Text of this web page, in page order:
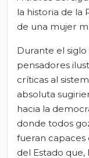
la historia de la
de una mujer
Durante el siglo
pensadores
críticas al
absoluta
hacia la
donde todos
fueran
del Estado que,